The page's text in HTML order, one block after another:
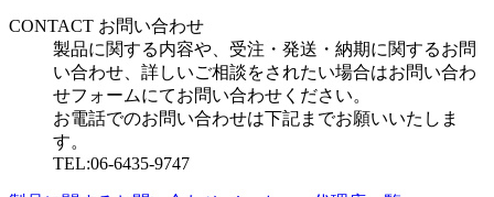
稿
CONTACT お問い合わせ
製品に関する内容や、受注・発送・納期に関するお問
い合わせ、詳しいご相談をされたい場合はお問い合わ
せフォームにてお問い合わせください。
お電話でのお問い合わせは下記までお願いいたしま
す。
TEL:06-6435-9747